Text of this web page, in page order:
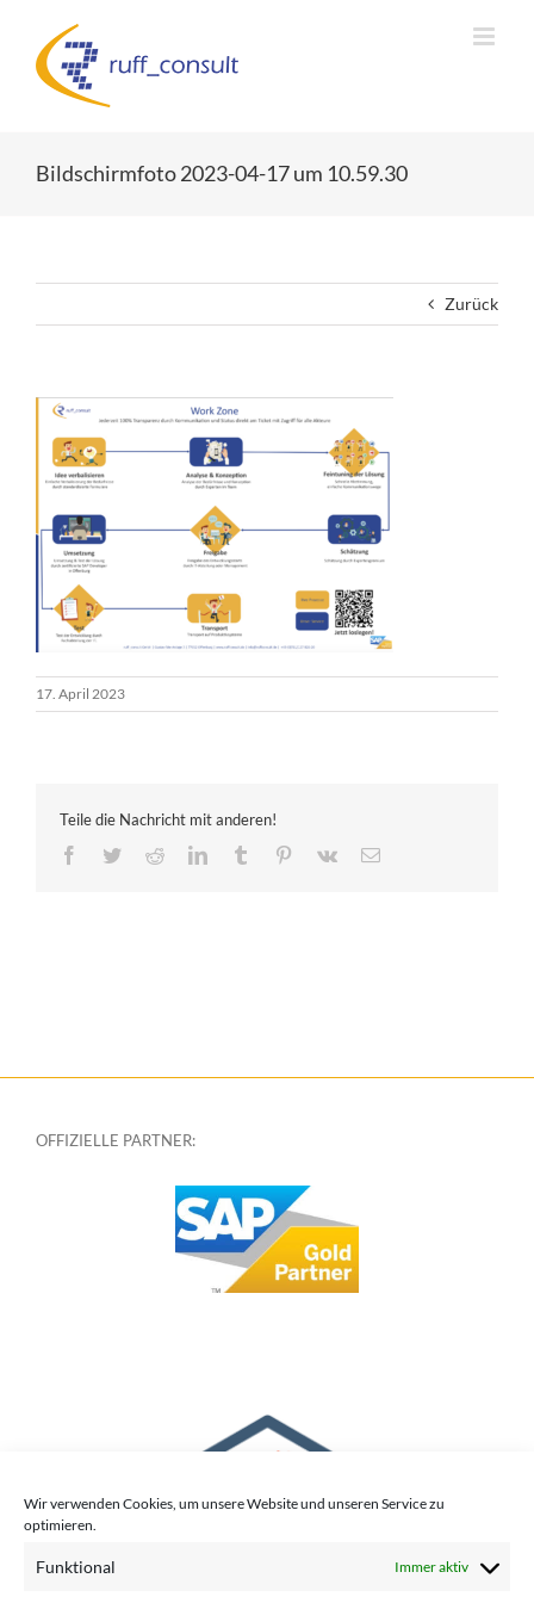
Wir verwenden Cookies, um unsere Website und unseren Service zu
optimieren.
Funktional Immer aktiv
springen
Bildschirmfoto 2023-04-17 um 10.59.30
Zurück
17. April 2023
Teile die Nachricht mit anderen!
Facebook
TwitterRedditLinkedInTumblr Pinterest
Vk
E-
OFFIZIELLE PARTNER: